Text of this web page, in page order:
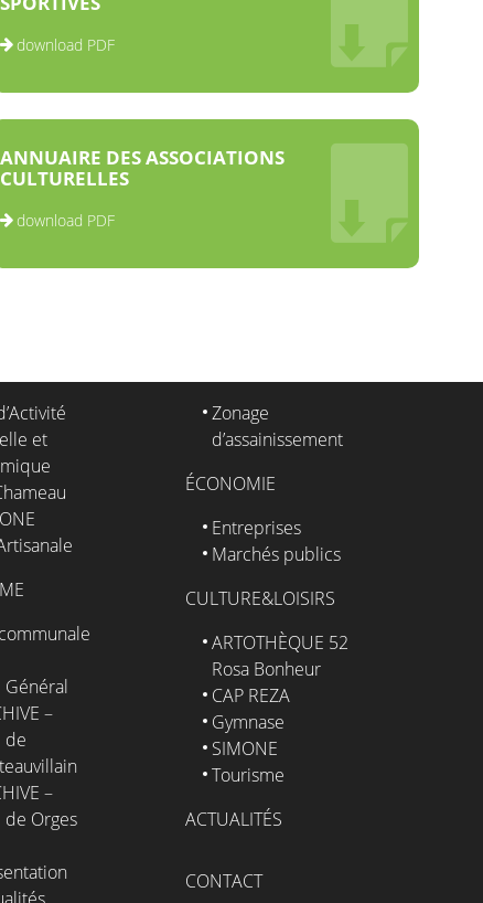
download PDF
ANNUAIRE DES ASSOCIATIONS
CULTURELLES
download PDF
et
Général
–
de
–
de Orges
Zonage
d’assainissement
ÉCONOMIE
Entreprises
Marchés publics
CULTURE&LOISIRS
ARTOTHÈQUE 52
Rosa Bonheur
CAP REZA
Gymnase
SIMONE
Tourisme
ACTUALITÉS
CONTACT